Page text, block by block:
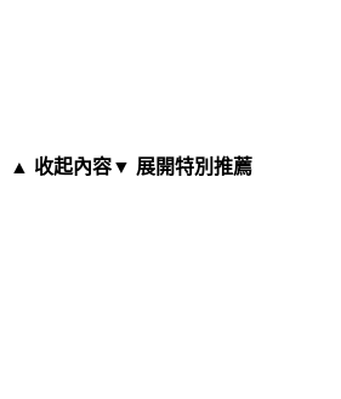
▲ 收起內容▼ 展開特別推薦